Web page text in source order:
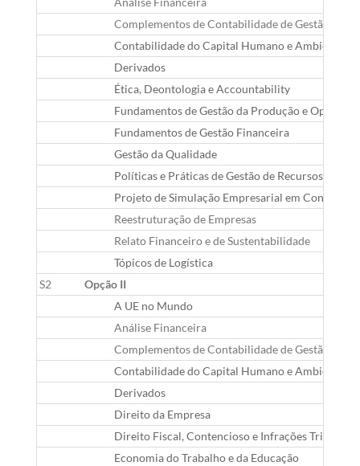
Complementos de Contabilidade de Gestão
Contabilidade do Capital Humano e Ambiental
Derivados
Ética, Deontologia e Accountability
Fundamentos de Gestão da Produção e
Fundamentos de Gestão Financeira
Gestão da Qualidade
Políticas e Práticas de Gestão de Recursos
Projeto de Simulação Empresarial em
Reestruturação de Empresas
Relato Financeiro e de Sustentabilidade
Tópicos de Logística
S2
Opção II
A UE no Mundo
Análise Financeira
Complementos de Contabilidade de Gestão
Contabilidade do Capital Humano e Ambiental
Derivados
Direito da Empresa
Direito Fiscal, Contencioso e Infrações
Economia do Trabalho e da Educação